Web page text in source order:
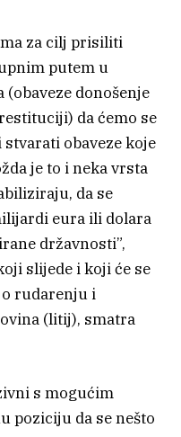
za cilj prisiliti
putem u
(obaveze donošenje
da ćemo se
obaveze koje
je to i neka vrsta
da se
eura ili dolara
državnosti”,
slijede i koji će se
rudarenju i
(litij), smatra
s mogućim
poziciju da se nešto